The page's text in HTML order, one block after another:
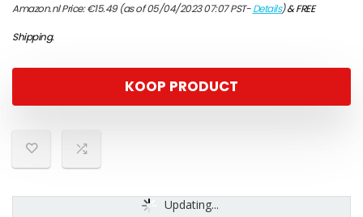
Amazon.nl Price:€15.49(as of 05/04/2023 07:07 PST-Details)&FREE
Shipping.
KOOP PRODUCT
Updating...